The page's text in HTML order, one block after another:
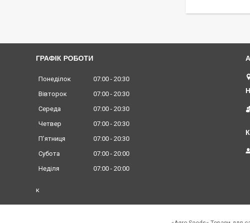
ГРАФІК РОБОТИ
Понеділок 07:00
20:30
Вівторок
07:00
20:30
Середа
07:00
20:30
Четвер
07:00
20:30
Пʼятниця
07:00
20:30
Субота
07:00
20:00
Неділя
07:00 20:00
к